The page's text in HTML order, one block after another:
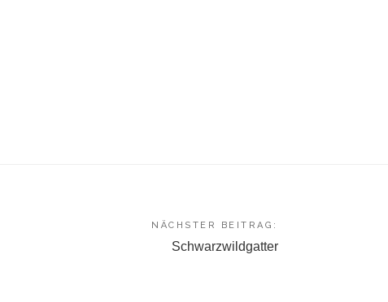
NÄCHSTER BEITRAG:
Schwarzwildgatter